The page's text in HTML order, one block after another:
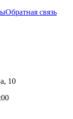
Обратная связь
10